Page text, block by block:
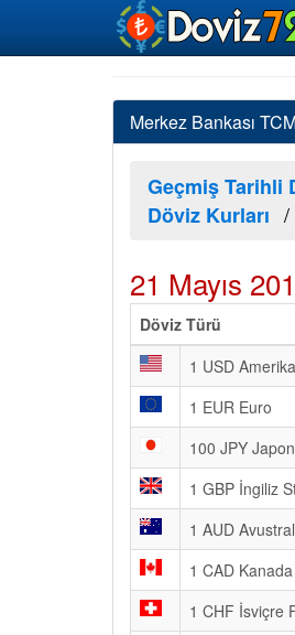
Merkez Bankası
Geçmiş Tarihli
Döviz Kurları
21 Mayıs
Döviz Türü
1 USD
1 EUR Euro
100 JPY
1 GBP İngiliz
1 AUD
1 CAD Kanada
1 CHF İsviçre